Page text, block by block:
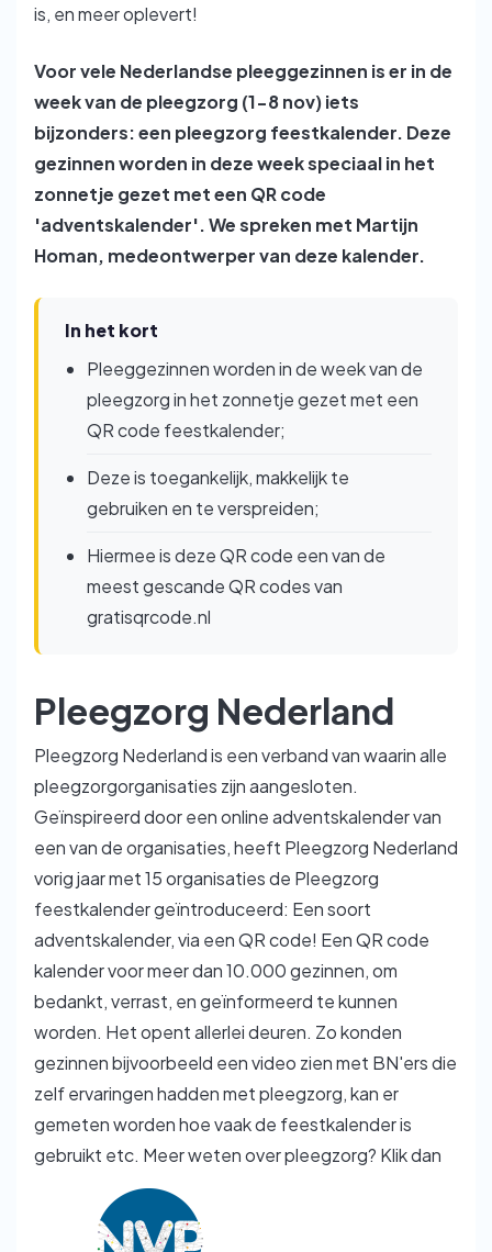
is, en meer oplevert!
Voor vele Nederlandse pleeggezinnen is er in de
week van de pleegzorg (1-8 nov) iets
bijzonders: een pleegzorg feestkalender. Deze
gezinnen worden in deze week speciaal in het
zonnetje gezet met een QR code
'adventskalender'. We spreken met Martijn
Homan, medeontwerper van deze kalender.
In het kort
Pleeggezinnen worden in de week van de
pleegzorg in het zonnetje gezet met een
QR code feestkalender;
Deze is toegankelijk, makkelijk te
gebruiken en te verspreiden;
Hiermee is deze QR code een van de
meest gescande QR codes van
gratisqrcode.nl
Pleegzorg Nederland
Pleegzorg Nederland is een verband van waarin alle
pleegzorgorganisaties zijn aangesloten.
Geïnspireerd door een online adventskalender van
een van de organisaties, heeft Pleegzorg Nederland
vorig jaar met 15 organisaties de Pleegzorg
feestkalender geïntroduceerd: Een soort
adventskalender, via een QR code! Een QR code
kalender voor meer dan 10.000 gezinnen, om
bedankt, verrast, en geïnformeerd te kunnen
worden. Het opent allerlei deuren. Zo konden
gezinnen bijvoorbeeld een video zien met BN'ers die
zelf ervaringen hadden met pleegzorg, kan er
gemeten worden hoe vaak de feestkalender is
gebruikt etc. Meer weten over pleegzorg? Klik dan